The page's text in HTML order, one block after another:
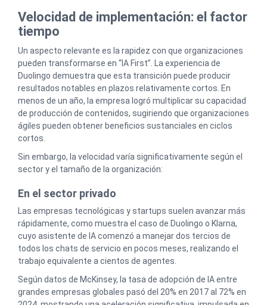
Velocidad de implementación: el factor
tiempo
Un aspecto relevante es la rapidez con que organizaciones
pueden transformarse en “IA First”. La experiencia de
Duolingo demuestra que esta transición puede producir
resultados notables en plazos relativamente cortos. En
menos de un año, la empresa logró multiplicar su capacidad
de producción de contenidos, sugiriendo que organizaciones
ágiles pueden obtener beneficios sustanciales en ciclos
cortos.
Sin embargo, la velocidad varía significativamente según el
sector y el tamaño de la organización:
En el sector privado
Las empresas tecnológicas y startups suelen avanzar más
rápidamente, como muestra el caso de Duolingo o Klarna,
cuyo asistente de IA comenzó a manejar dos tercios de
todos los chats de servicio en pocos meses, realizando el
trabajo equivalente a cientos de agentes.
Según datos de McKinsey, la tasa de adopción de IA entre
grandes empresas globales pasó del 20% en 2017 al 72% en